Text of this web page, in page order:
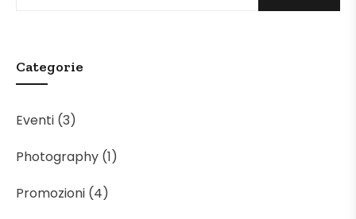
Categorie
Eventi (3)
Photography (1)
Promozioni (4)